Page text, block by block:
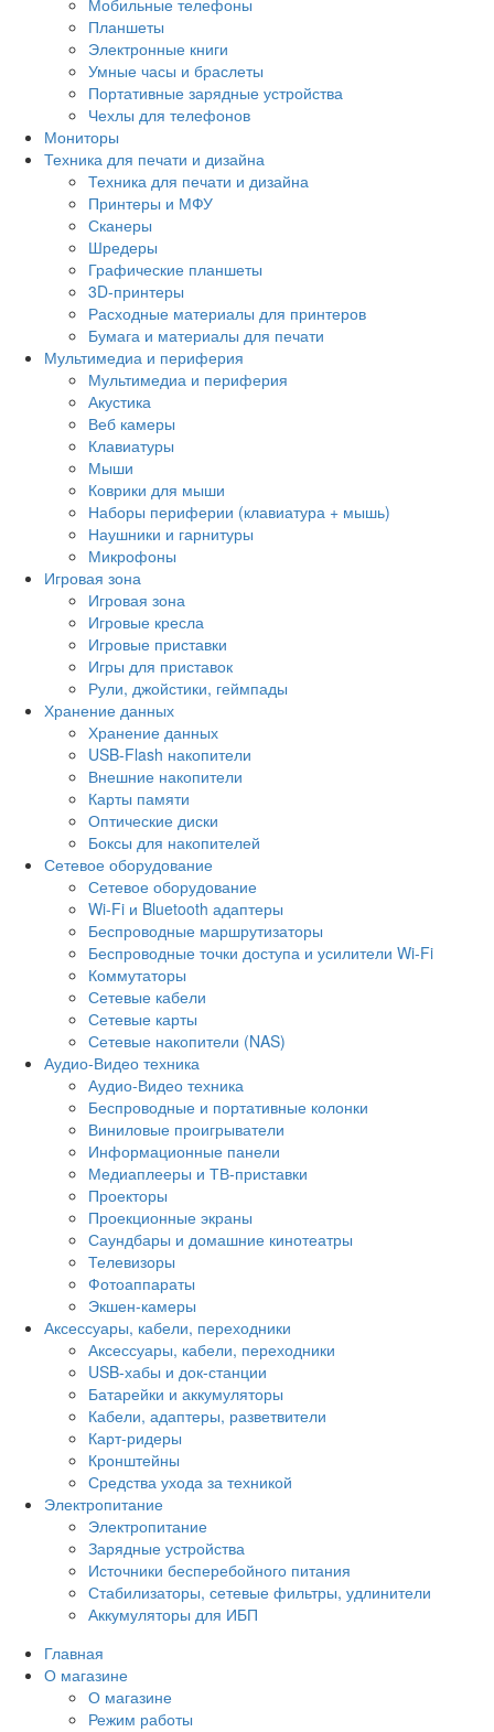
Планшеты
Электронные книги
Умные часы и браслеты
Портативные зарядные устройства
Чехлы для телефонов
Мониторы
Техника для печати и дизайна
Техника для печати и дизайна
Принтеры и МФУ
Сканеры
Шредеры
Графические планшеты
3D-принтеры
Расходные материалы для принтеров
Бумага и материалы для печати
Мультимедиа и периферия
Мультимедиа и периферия
Акустика
Веб камеры
Клавиатуры
Мыши
Коврики для мыши
Наборы периферии (клавиатура + мышь)
Наушники и гарнитуры
Микрофоны
Игровая зона
Игровая зона
Игровые кресла
Игровые приставки
Игры для приставок
Рули, джойстики, геймпады
Хранение данных
Хранение данных
USB-Flash накопители
Внешние накопители
Карты памяти
Оптические диски
Боксы для накопителей
Сетевое оборудование
Сетевое оборудование
Wi-Fi и Bluetooth адаптеры
Беспроводные маршрутизаторы
Беспроводные точки доступа и усилители Wi-Fi
Коммутаторы
Сетевые кабели
Сетевые карты
Сетевые накопители (NAS)
Аудио-Видео техника
Аудио-Видео техника
Беспроводные и портативные колонки
Виниловые проигрыватели
Информационные панели
Медиаплееры и ТВ-приставки
Проекторы
Проекционные экраны
Саундбары и домашние кинотеатры
Телевизоры
Фотоаппараты
Экшен-камеры
Аксессуары, кабели, переходники
Аксессуары, кабели, переходники
USB-хабы и док-станции
Батарейки и аккумуляторы
Кабели, адаптеры, разветвители
Карт-ридеры
Кронштейны
Средства ухода за техникой
Электропитание
Электропитание
Зарядные устройства
Источники бесперебойного питания
Стабилизаторы, сетевые фильтры, удлинители
Аккумуляторы для ИБП
Главная
О магазине
О магазине
Режим работы